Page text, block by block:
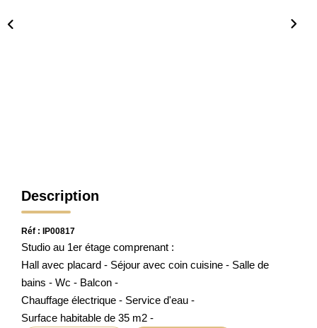
Description
Réf : IP00817
Studio au 1er étage comprenant :
Hall avec placard - Séjour avec coin cuisine - Salle de
bains - Wc - Balcon -
Chauffage électrique - Service d'eau -
Surface habitable de 35 m2 -